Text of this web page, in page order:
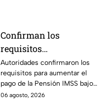
Confirman los
requisitos
indispensables para
incrementar el pago de
la Pensión IMSS bajo el
régimen de la Ley 73
Autoridades confirmaron los
requisitos para aumentar el
pago de la Pensión IMSS bajo
la Ley 73, ¿cuáles son?
06 agosto, 2026